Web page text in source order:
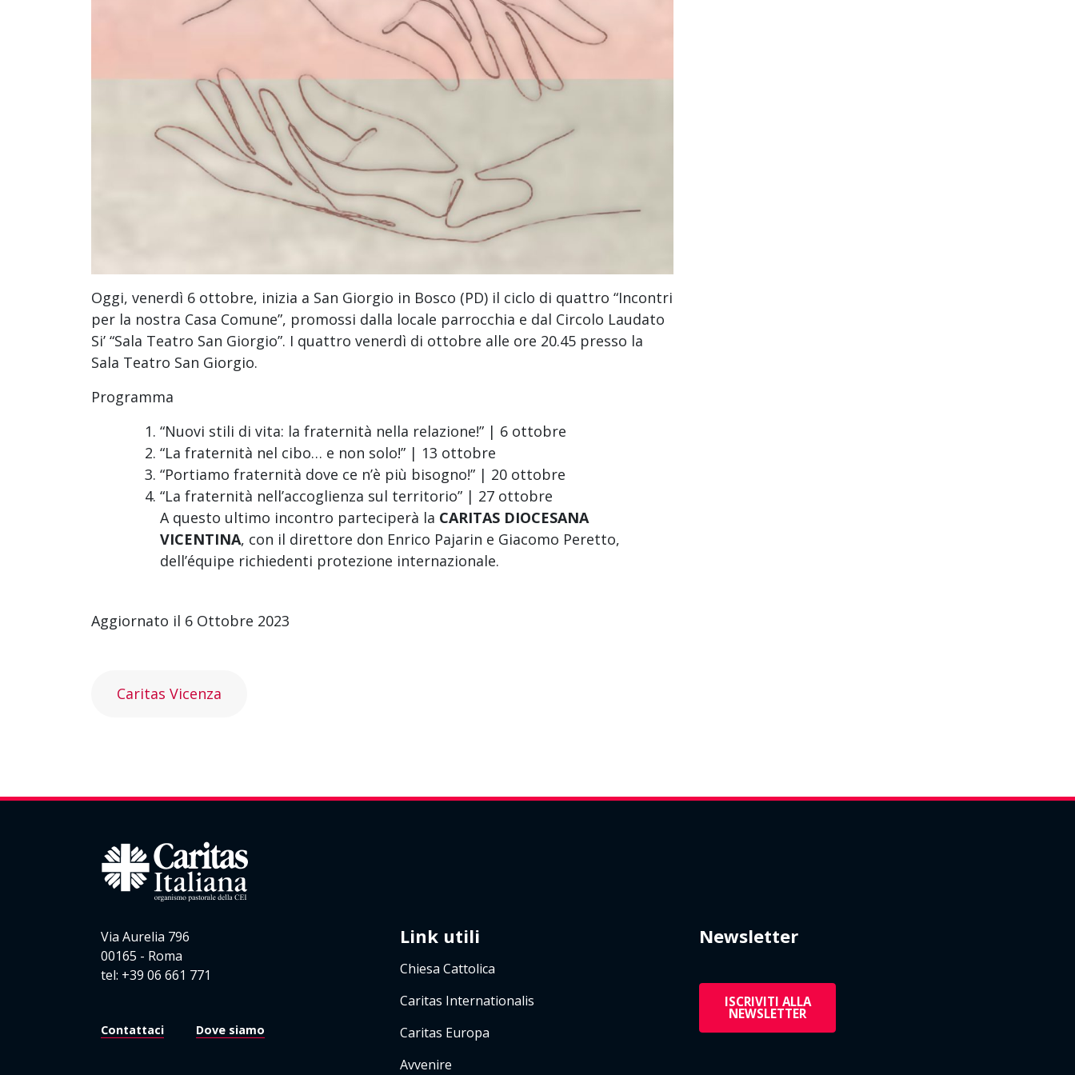
Oggi, venerdì 6 ottobre, inizia a San Giorgio in Bosco (PD) il ciclo di quattro “Incontri
per la nostra Casa Comune”, promossi dalla locale parrocchia e dal Circolo Laudato
Si’ “Sala Teatro San Giorgio”. I quattro venerdì di ottobre alle ore 20.45 presso la
Sala Teatro San Giorgio.
Programma
“Nuovi stili di vita: la fraternità nella relazione!” | 6 ottobre
“La fraternità nel cibo… e non solo!” | 13 ottobre
“Portiamo fraternità dove ce n’è più bisogno!” | 20 ottobre
“La fraternità nell’accoglienza sul territorio” | 27 ottobre
A questo ultimo incontro parteciperà la CARITAS DIOCESANA
VICENTINA, con il direttore don Enrico Pajarin e Giacomo Peretto,
dell’équipe richiedenti protezione internazionale.
Aggiornato il 6 Ottobre 2023
Caritas Vicenza
Via Aurelia 796
00165 - Roma
tel: +39 06 661 771
Contattaci Dove siamo
Link utili
Chiesa Cattolica
Caritas Internationalis
Caritas Europa
Avvenire
Newsletter
ISCRIVITI ALLA
NEWSLETTER